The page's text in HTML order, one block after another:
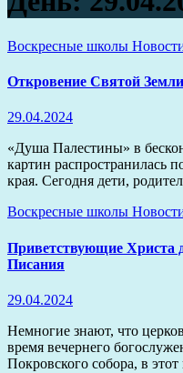
Воскресные школы
Откровение Святой Земли
29.04.2024
«Душа Палестины» в
картин распространилась
края. Сегодня дети,
Воскресные школы
Приветствующие Христа
Писания
29.04.2024
Немногие знают, что
время вечернего
Покровского собора, в